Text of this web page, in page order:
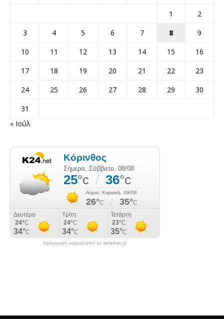
1
2
3
4 5 6 7 8
9
10
11 12 13 14 15
16
17
18 19 20 21 22
23
24
25 26 27 28 29
30
31
« Ιούλ
πρόγνωση καιρού από το weather.gr